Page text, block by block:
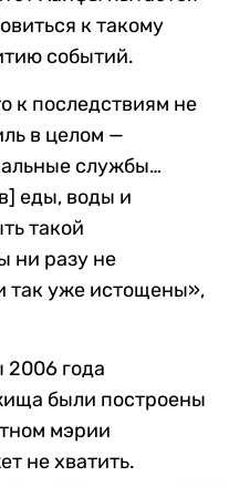
к такому
событий.
к последствиям не
в целом —
службы…
еды, воды и
такой
ни разу не
так уже истощены»,
2006 года
были построены
мэрии
не хватить.